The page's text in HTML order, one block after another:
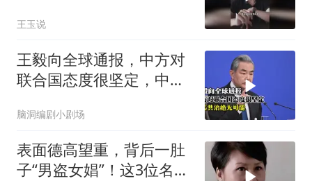
王玉说
王毅向全球通报，中方对
联合国态度很坚定，中美
脑洞编剧小剧场
表面德高望重，背后一肚
子“男盗女娼”！这3位名